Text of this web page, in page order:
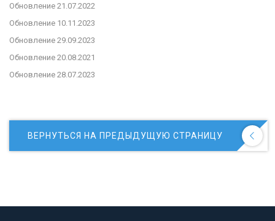
Обновление 21.07.2022
Обновление 10.11.2023
Обновление 29.09.2023
Обновление 20.08.2021
Обновление 28.07.2023
ВЕРНУТЬСЯ НА ПРЕДЫДУЩУЮ СТРАНИЦУ